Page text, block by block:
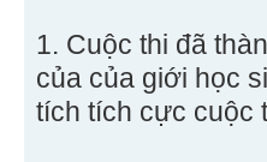
1. Cuộc thi đã
của của giới học
tích tích cực cuộc